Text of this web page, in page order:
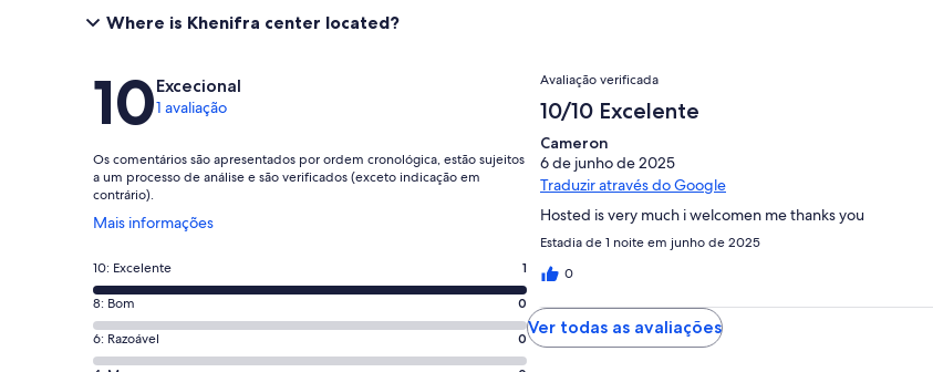
Where is Khenifra center located?
Avaliações
10Excecional
1 avaliação
Os comentários são apresentados por ordem cronológica, estão sujeitos
a um processo de análise e são verificados (exceto indicação em
contrário).
Mais informações
Abre
nova
janela
Pontuação
de
10,
o
que
10: Excelente 1
Pontuação
de
8,
8: Bom 0
Pontuação
de
6: Razoável 0
Avaliações
Avaliação verificada
10/10 Excelente
Cameron
6 de junho de 2025
Traduzir através do Google
Hosted is very much i welcomen me thanks you
Estadia de 1 noite em junho de 2025
0
Ver todas as avaliações